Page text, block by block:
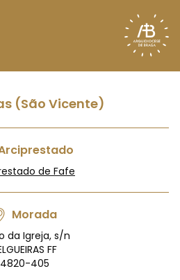
(São Vicente)
de Fafe
Morada
da Igreja, s/n
FF
4820-405